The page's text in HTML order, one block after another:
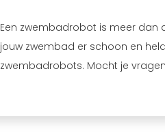
Een zwembadrobot is meer
jouw zwembad er schoon en
zwembadrobots. Mocht je